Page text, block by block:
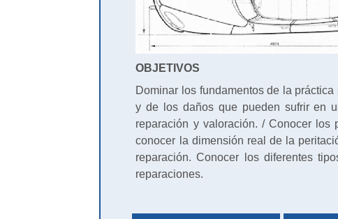
OBJETIVOS
Dominar los fundamentos de la
y de los daños que pueden sufrir en
reparación y valoración. / Conocer los
conocer la dimensión real de la
reparación. Conocer los diferentes
reparaciones.